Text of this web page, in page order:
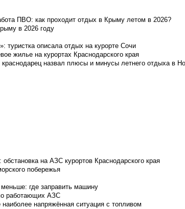
ПВО: как проходит отдых в Крыму летом в 2026?
в 2026 году
туристка описала отдых на курорте Сочи
жилье на курортах Краснодарского края
назвал плюсы и минусы летнего отдыха в
на АЗС курортов Краснодарского края
побережья
где заправить машину
работающих АЗС
напряжённая ситуация с топливом